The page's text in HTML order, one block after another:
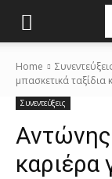
Home
μπασκετικά ταξίδια
Συνεντεύξεις
καριέρα